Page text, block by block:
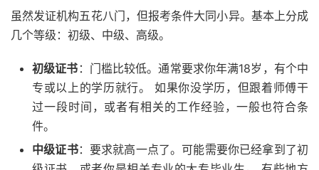
虽然发证机构五花八门，但报考条件大同小异。基本上分成
几个等级：初级、中级、高级。
初级证书 ：门槛比较低。通常要求你年满18岁，有个中
专或以上的学历就行。 如果你没学历，但跟着师傅干
过一段时间，或者有相关的工作经验，一般也符合条
件。
中级证书：要求就高一点了。可能需要你已经拿到了初